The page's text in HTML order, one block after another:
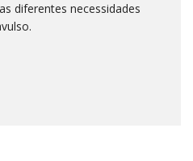
diferentes necessidades